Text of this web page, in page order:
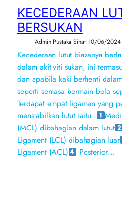
KECEDERAAN
BERSUKAN
Admin Pustaka Sihat•10/06/2024
Kecederaan lutut biasanya
dalam akitiviti sukan, ini
dan apabila kaki berhenti
seperti semasa bermain bola
Terdapat empat ligamen yang
menstabilkan lutut iaitu :
(MCL) dibahagian dalam lutut
Ligament (LCL) dibahagian luar
Ligament (ACL)
Posterior…